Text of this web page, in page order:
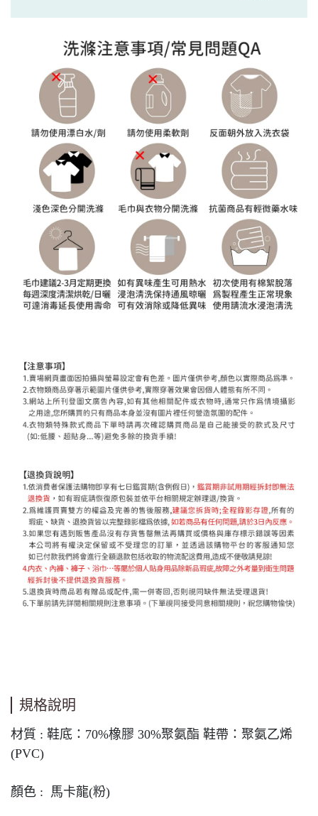
規格說明
材質 : 鞋底：70%橡膠 30%聚氨酯 鞋帶：聚氨乙烯
(PVC)
顏色 : 馬卡龍(粉)